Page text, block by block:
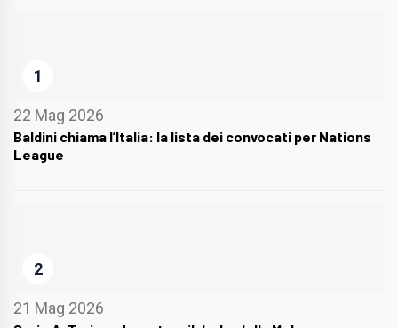
1
22 Mag 2026
Baldini chiama l’Italia: la lista dei convocati per Nations
League
2
21 Mag 2026